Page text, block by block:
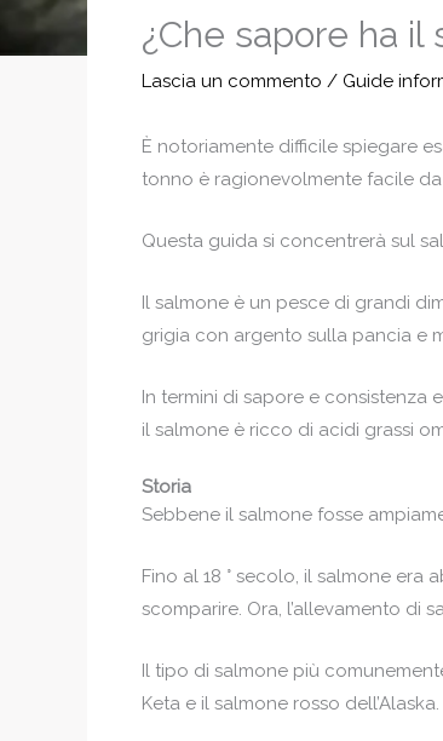
¿Che sapore ha
Lascia un commento / Guide
È notoriamente difficile spiegare
tonno è ragionevolmente facile
Questa guida si concentrerà sul
Il salmone è un pesce di grandi
grigia con argento sulla pancia e
In termini di sapore e
il salmone è ricco di acidi grassi
Storia
Sebbene il salmone fosse
Fino al 18 ° secolo, il salmone
scomparire. Ora, l’allevamento di
Il tipo di salmone più
Keta e il salmone rosso dell’Alaska.